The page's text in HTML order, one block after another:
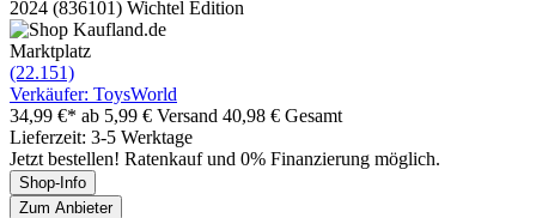
2024 (836101) Wichtel Edition
Marktplatz
(22.151)
Verkäufer: ToysWorld
34,99 €* ab 5,99 € Versand 40,98 € Gesamt
Lieferzeit: 3-5 Werktage
Jetzt bestellen! Ratenkauf und 0% Finanzierung möglich.
Shop-Info
Zum Anbieter